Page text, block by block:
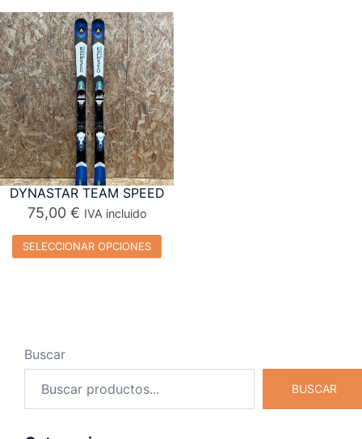
DYNASTAR TEAM SPEED
75,00 € IVA incluido
SELECCIONAR OPCIONES
Las
Buscar
BUSCAR